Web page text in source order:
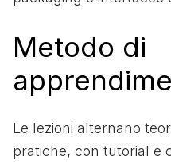
Metodo di
Le lezioni alternano
pratiche, con tutorial e